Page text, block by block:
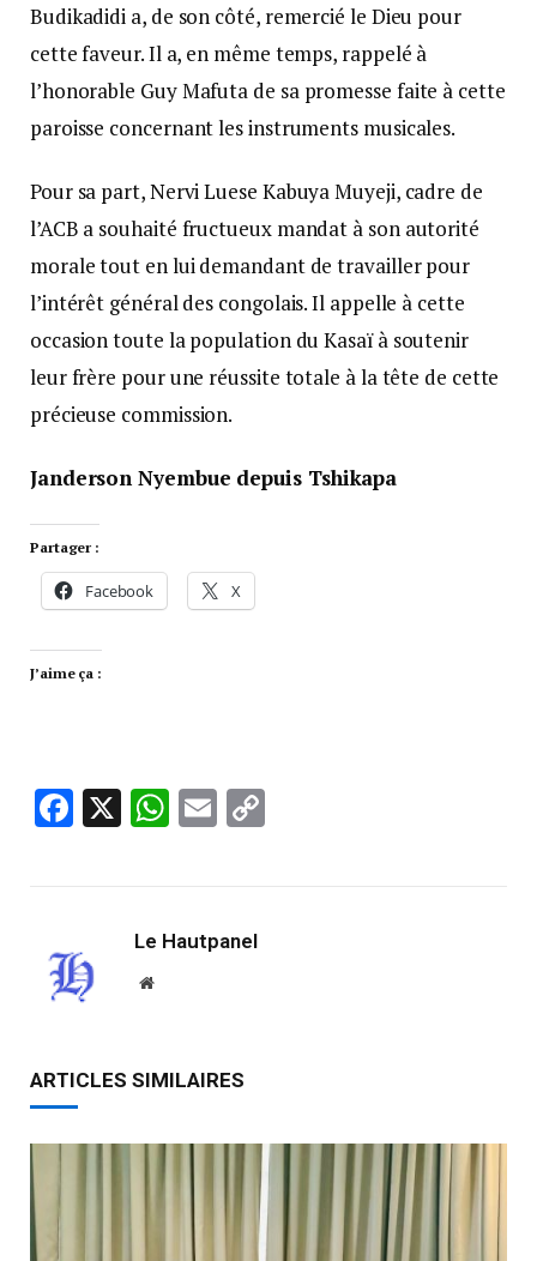
Budikadidi a, de son côté, remercié le Dieu pour
cette faveur. Il a, en même temps, rappelé à
l’honorable Guy Mafuta de sa promesse faite à cette
paroisse concernant les instruments musicales.
Pour sa part, Nervi Luese Kabuya Muyeji, cadre de
l’ACB a souhaité fructueux mandat à son autorité
morale tout en lui demandant de travailler pour
l’intérêt général des congolais. Il appelle à cette
occasion toute la population du Kasaï à soutenir
leur frère pour une réussite totale à la tête de cette
précieuse commission.
Janderson Nyembue depuis Tshikapa
Partager :
Facebook X
J’aime ça :
Facebook
X WhatsApp
Email
Le Hautpanel
Website
ARTICLES SIMILAIRES